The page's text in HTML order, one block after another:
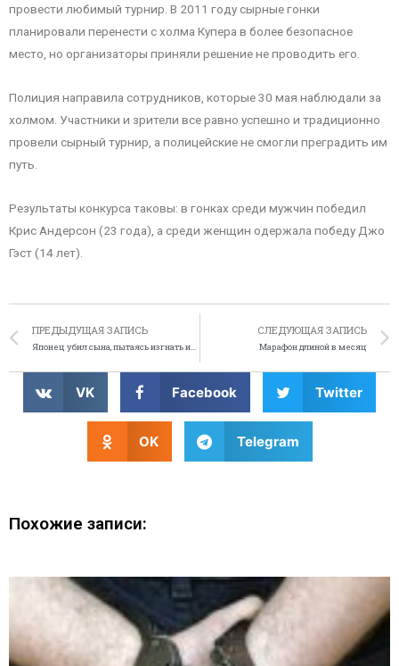
провести любимый турнир. В 2011 году сырные гонки
планировали перенести с холма Купера в более безопасное
место, но организаторы приняли решение не проводить его.
Полиция направила сотрудников, которые 30 мая наблюдали за
холмом. Участники и зрители все равно успешно и традиционно
провели сырный турнир, а полицейские не смогли преградить им
путь.
Результаты конкурса таковы: в гонках среди мужчин победил
Крис Андерсон (23 года), а среди женщин одержала победу Джо
Гэст (14 лет).
ПРЕДЫДУЩАЯ ЗАПИСЬ
Японец убил сына, пытаясь изгнать из него злого духа
СЛЕДУЮЩАЯ ЗАПИСЬ
Марафон длиной в месяц
VK Facebook Twitter
OK Telegram
Похожие записи: